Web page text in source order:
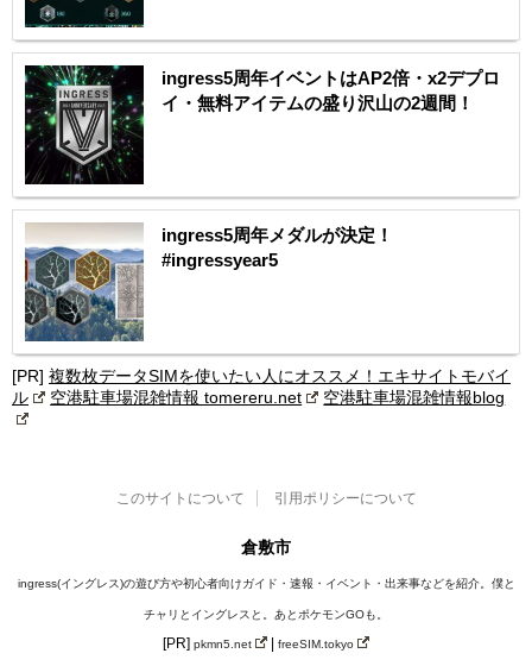
ingress5周年イベントはAP2倍・x2デプロ
イ・無料アイテムの盛り沢山の2週間！
ingress5周年メダルが決定！
#ingressyear5
[PR] 複数枚データSIMを使いたい人にオススメ！エキサイトモバイ
ル
空港駐車場混雑情報 tomereru.net 空港駐車場混雑情報blog
このサイトについて 引用ポリシーについて
倉敷市
ingress(イングレス)の遊び方や初心者向けガイド・速報・イベント・出来事などを紹介。僕と
チャリとイングレスと。あとポケモンGOも。
[PR]pkmn5.net | freeSIM.tokyo